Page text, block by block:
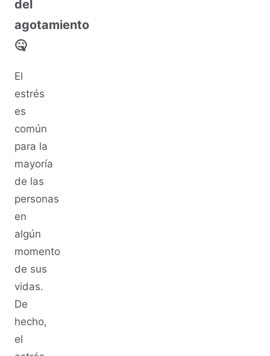
del
agotamiento
🤒
El
estrés
es
común
para la
mayoría
de las
personas
en
algún
momento
de sus
vidas.
De
hecho,
el